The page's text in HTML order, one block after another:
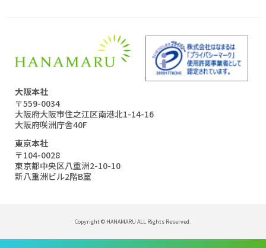
大阪本社
〒559-0034
大阪府大阪市住之江区南港北1-14-16
大阪府咲洲庁舎40F
東京本社
〒104-0028
東京都中央区八重洲2-10-10
新八重洲ビル2階B室
Copyright © HANAMARU ALL Rights Reserved.